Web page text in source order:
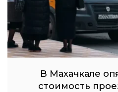
В Махачкале
стоимость